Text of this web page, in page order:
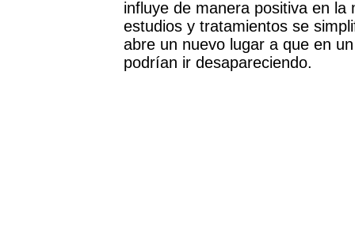
influye de manera positiva en
estudios y tratamientos se
abre un nuevo lugar a que en
podrían ir desapareciendo.